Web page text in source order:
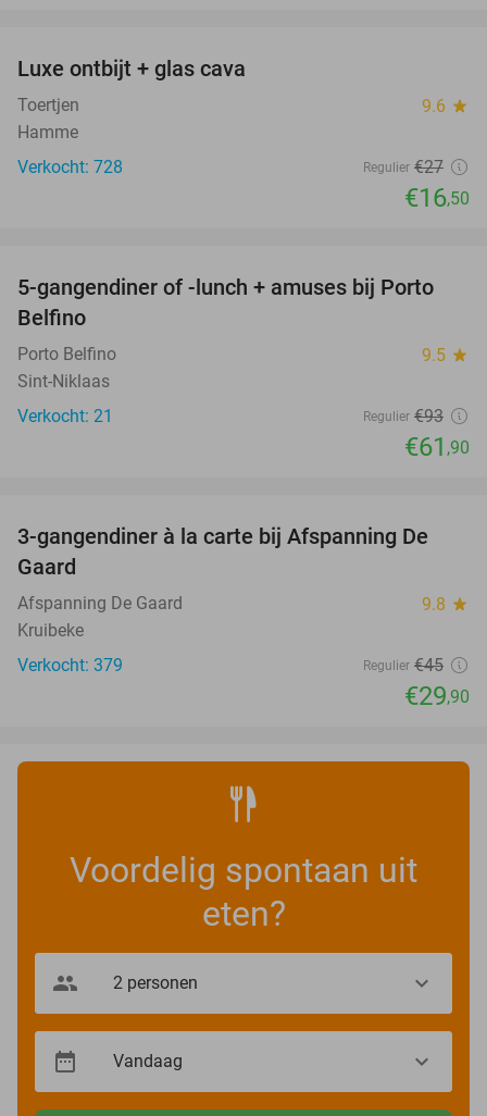
Luxe ontbijt + glas cava
Toertjen 9.6 star
Hamme
Verkocht: 728
Regulier €27
€16,50
33%
5-gangendiner of -lunch + amuses bij Porto
Belfino
Porto Belfino 9.5 star
Sint-Niklaas
Verkocht: 21
Regulier €93
€61 ,90
34%
3-gangendiner à la carte bij Afspanning De
Gaard
Afspanning De Gaard 9.8 star
Kruibeke
Verkocht: 379
Regulier €45
€29,90
Voordelig spontaan uit
eten?